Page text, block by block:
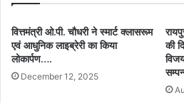
वित्तमंत्री ओ.पी. चौधरी ने स्मार्ट क्लासरूम
एवं आधुनिक लाइब्रेरी का किया
लोकार्पण….
December 12, 2025
की